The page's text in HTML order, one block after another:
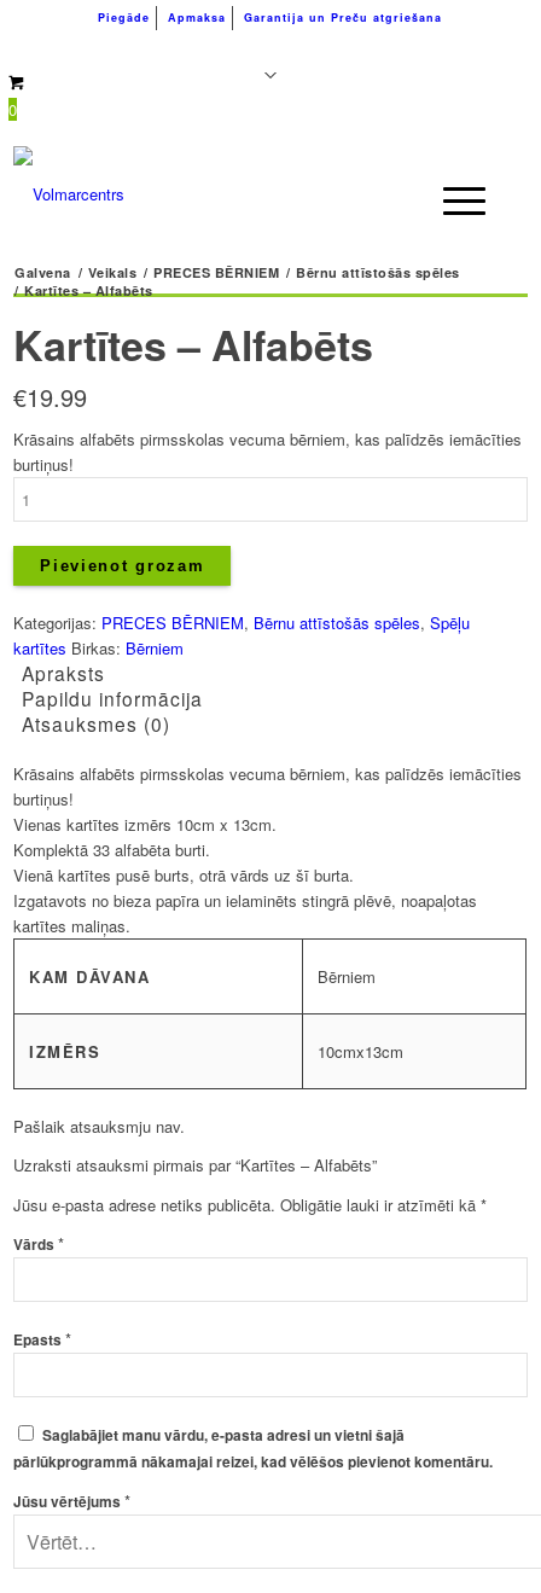
Piegāde Apmaksa Garantija un Preču atgriešana
0
Galvena / Veikals / PRECES BĒRNIEM / Bērnu attīstošās spēles
/ Kartītes – Alfabēts
Kartītes – Alfabēts
€19.99
Krāsains alfabēts pirmsskolas vecuma bērniem, kas palīdzēs iemācīties
burtiņus!
daudzums
Pievienot grozam
Kategorijas: PRECES BĒRNIEM, Bērnu attīstošās spēles,Spēļu
kartītes Birkas: Bērniem
Apraksts
Papildu informācija
Atsauksmes (0)
Krāsains alfabēts pirmsskolas vecuma bērniem, kas palīdzēs iemācīties
burtiņus!
Vienas kartītes izmērs 10cm x 13cm.
Komplektā 33 alfabēta burti.
Vienā kartītes pusē burts, otrā vārds uz šī burta.
Izgatavots no bieza papīra un ielaminēts stingrā plēvē, noapaļotas
kartītes maliņas.
KAM DĀVANA Bērniem
IZMĒRS 10cmx13cm
Pašlaik atsauksmju nav.
Uzraksti atsauksmi pirmais par “Kartītes – Alfabēts”
Jūsu e-pasta adrese netiks publicēta. Obligātie lauki ir atzīmēti kā*
Vārds*
Epasts*
Saglabājiet manu vārdu, e-pasta adresi un vietni šajā
pārlūkprogrammā nākamajai reizei, kad vēlēšos pievienot komentāru.
Jūsu vērtējums*